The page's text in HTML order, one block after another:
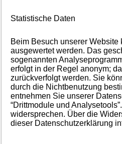
Statistische Daten
Beim Besuch unserer
ausgewertet werden. Das
sogenannten
erfolgt in der Regel anonym;
zurückverfolgt werden. Sie
durch die Nichtbenutzung
entnehmen Sie unserer
“Drittmodule und
widersprechen. Über die
dieser Datenschutzerklärung